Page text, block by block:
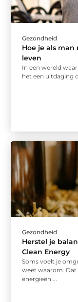
Gezondheid
Hoe je als
leven
In een wereld
het een uitdaging
Gezondheid
Herstel je
Clean Energy
Soms voelt je
weet waarom.
energieën ...